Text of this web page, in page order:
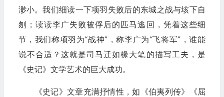
渺小。我们细读一下项羽失败后的东城之战与垓下自
刎；读读李广失败被俘后的匹马逃回，凭着这些细
节，我们称项羽为“战神”，称李广为“飞将军”，谁能
说不合适？这就是司马迁如椽大笔的描写工夫，是
《史记》文学艺术的巨大成功。
《史记》文章充满抒情性，如《伯夷列传》《屈